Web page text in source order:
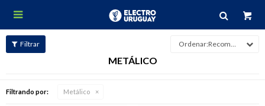

Recomendados
METÁLICO
Filtrando por: Metálico